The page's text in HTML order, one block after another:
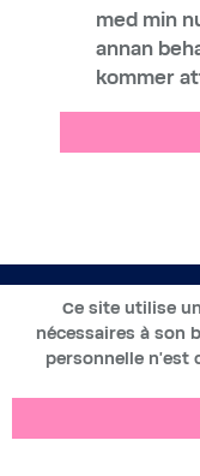
med min
annan
kommer
2019-2025 ©BWT by
DataskyddCookies
Ce site utilise
nécessaires à son
personnelle